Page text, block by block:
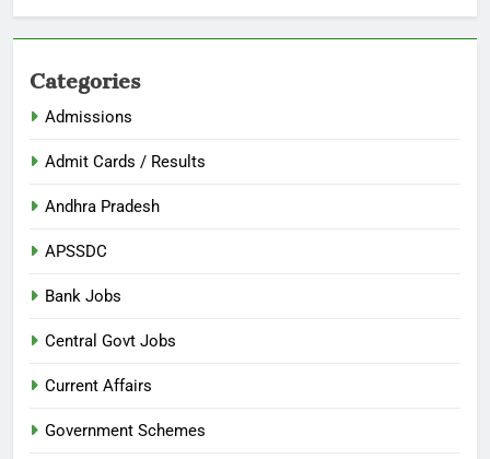
Categories
Admissions
Admit Cards / Results
Andhra Pradesh
APSSDC
Bank Jobs
Central Govt Jobs
Current Affairs
Government Schemes